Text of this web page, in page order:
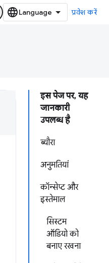
प्रवेश करें
इस पेज पर, यह
जानकारी
उपलब्ध है
ब्यौरा
अनुमतियां
कॉन्सेप्ट और
इस्तेमाल
सिस्टम
ऑडियो को
बनाए रखना